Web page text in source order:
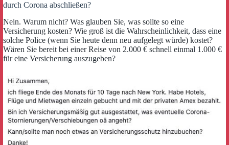
durch Corona abschließen?
Nein. Warum nicht? Was glauben Sie, was sollte so eine
Versicherung kosten? Wie groß ist die Wahrscheinlichkeit, dass eine
solche Police (wenn Sie heute denn neu aufgelegt würde) kostet?
Wären Sie bereit bei einer Reise von 2.000 € schnell einmal 1.000 €
für eine Versicherung auszugeben?